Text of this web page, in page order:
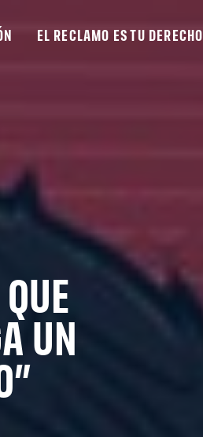
EL RECLAMO ES TU DERECHO
UN